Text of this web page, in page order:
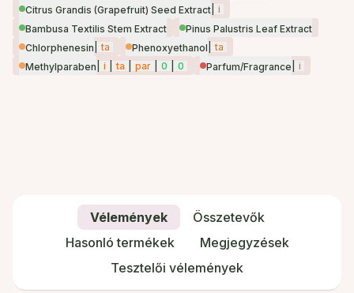
Citrus Grandis (Grapefruit) Seed Extract i
Bambusa Textilis Stem Extract
Pinus Palustris Leaf Extract
Chlorphenesin
ta Phenoxyethanol
ta
Methylparaben
i ta par 0 0 Parfum/Fragrance i
Vélemények
Összetevők
Hasonló termékek
Megjegyzések
Tesztelői vélemények